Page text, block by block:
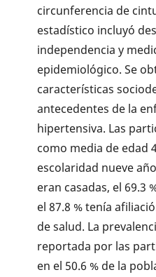
circunferencia de
estadístico incluyó
independencia y
epidemiológico. Se
características
antecedentes de la
hipertensiva. Las
como media de edad
escolaridad nueve
eran casadas, el 69.3
el 87.8 % tenía
de salud. La
reportada por las
en el 50.6 % de la